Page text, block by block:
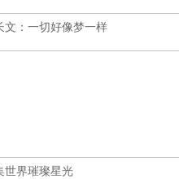
文：一切好像梦一样
世界璀璨星光